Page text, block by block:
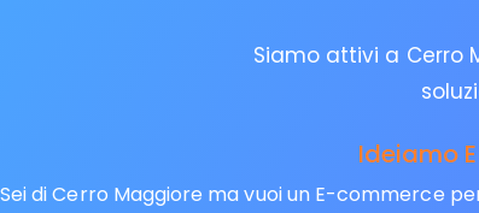
Siamo attivi a Cerro
Ideiamo
Sei di Cerro Maggiore ma vuoi un E-commerce